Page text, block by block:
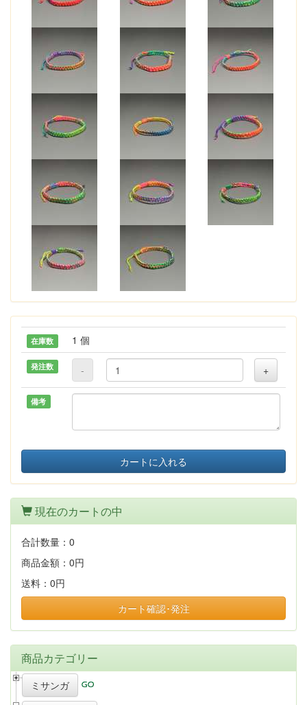
在庫数 1 個
発注数 - +
備考
カートに入れる
現在のカートの中
合計数量： 0
商品金額： 0円
送料： 0円
カート確認･発注
商品カテゴリー
ミサンガ